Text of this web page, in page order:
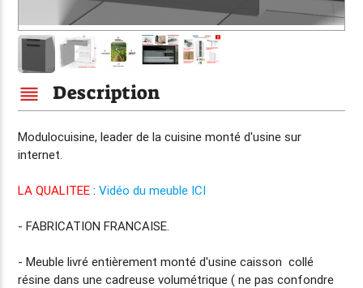
reorder Description
Modulocuisine, leader de la cuisinemonté d'usine sur
internet.
LA QUALITEE :Vidéo du meuble ICI
-FABRICATION FRANCAISE.
- Meuble livré entièrementmonté d'usine caisson collé
résine dans une cadreuse volumétrique ( ne pas confondre